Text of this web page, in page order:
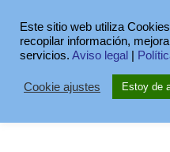
Este sitio web utiliza
recopilar información,
servicios. Aviso legal
Cookie ajustes Estoy de